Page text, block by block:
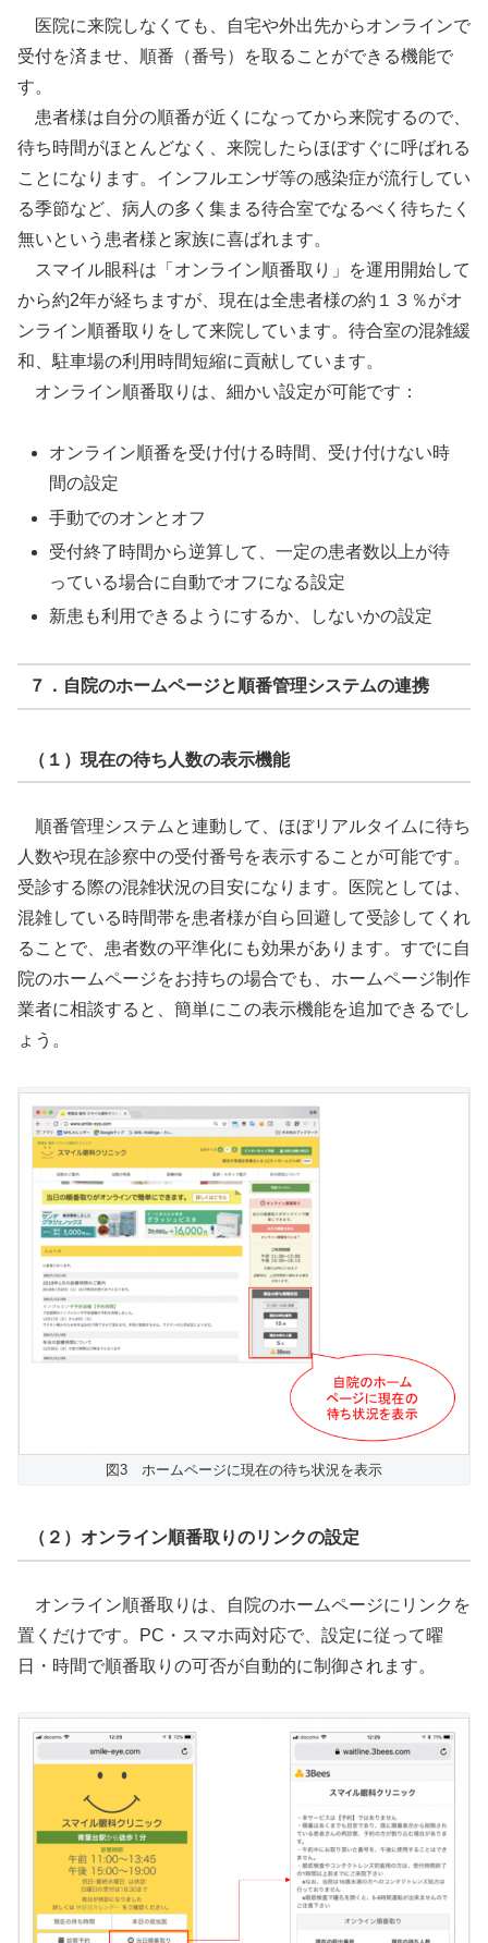
医院に来院しなくても、自宅や外出先からオンラインで
受付を済ませ、順番（番号）を取ることができる機能で
す。
患者様は自分の順番が近くになってから来院するので、
待ち時間がほとんどなく、来院したらほぼすぐに呼ばれる
ことになります。インフルエンザ等の感染症が流行してい
る季節など、病人の多く集まる待合室でなるべく待ちたく
無いという患者様と家族に喜ばれます。
スマイル眼科は「オンライン順番取り」を運用開始して
から約2年が経ちますが、現在は全患者様の約１３％がオ
ンライン順番取りをして来院しています。待合室の混雑緩
和、駐車場の利用時間短縮に貢献しています。
オンライン順番取りは、細かい設定が可能です：
オンライン順番を受け付ける時間、受け付けない時
間の設定
手動でのオンとオフ
受付終了時間から逆算して、一定の患者数以上が待
っている場合に自動でオフになる設定
新患も利用できるようにするか、しないかの設定
７．自院のホームページと順番管理システムの連携
（１）現在の待ち人数の表示機能
順番管理システムと連動して、ほぼリアルタイムに待ち
人数や現在診察中の受付番号を表示することが可能です。
受診する際の混雑状況の目安になります。医院としては、
混雑している時間帯を患者様が自ら回避して受診してくれ
ることで、患者数の平準化にも効果があります。すでに自
院のホームページをお持ちの場合でも、ホームページ制作
業者に相談すると、簡単にこの表示機能を追加できるでし
ょう。
図3 ホームページに現在の待ち状況を表示
（２）オンライン順番取りのリンクの設定
オンライン順番取りは、自院のホームページにリンクを
置くだけです。PC・スマホ両対応で、設定に従って曜
日・時間で順番取りの可否が自動的に制御されます。